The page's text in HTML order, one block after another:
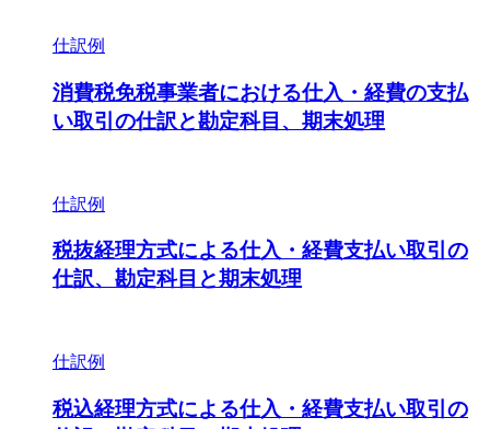
仕訳例
消費税免税事業者における仕入・経費の支払
い取引の仕訳と勘定科目、期末処理
仕訳例
税抜経理方式による仕入・経費支払い取引の
仕訳、勘定科目と期末処理
仕訳例
税込経理方式による仕入・経費支払い取引の